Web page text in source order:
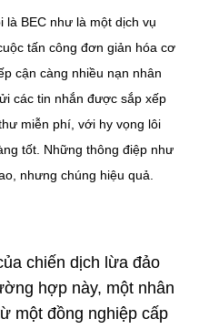
BEC như là một dịch vụ
tấn công đơn giản hóa cơ
cận càng nhiều nạn nhân
các tin nhắn được sắp xếp
miễn phí, với hy vọng lôi
tốt. Những thông điệp như
nhưng chúng hiệu quả.
chiến dịch lừa đảo
hợp này, một nhân
một đồng nghiệp cấp